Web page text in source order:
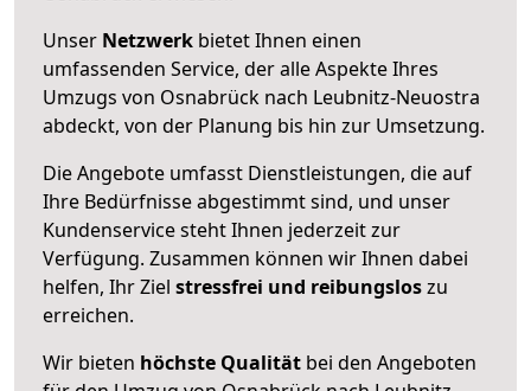
Unser Netzwerk bietet Ihnen einen
umfassenden Service, der alle Aspekte Ihres
Umzugs von Osnabrück nach Leubnitz-Neuostra
abdeckt, von der Planung bis hin zur Umsetzung.
Die Angebote umfasst Dienstleistungen, die auf
Ihre Bedürfnisse abgestimmt sind, und unser
Kundenservice steht Ihnen jederzeit zur
Verfügung. Zusammen können wir Ihnen dabei
helfen, Ihr Ziel stressfrei und reibungsloszu
erreichen.
Wir bieten höchste Qualität bei den Angeboten